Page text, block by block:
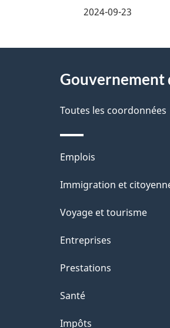
a
l
s
d
e
l
a
p
a
2024-09-23
proposGouvernement
Toutes les coordonnées
Thèmes
et
Emplois
Immigration et
Voyage et tourisme
Entreprises
Prestations
Santé
Impôts